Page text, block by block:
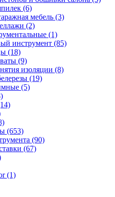
(6)
мебель (3)
(2)
(1)
инструмент (85)
(18)
(9)
изоляции (8)
(19)
(5)
(653)
(90)
(67)
(1)